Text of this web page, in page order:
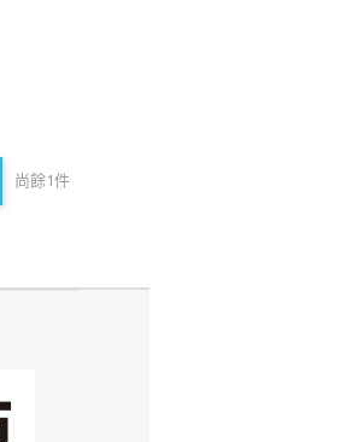
尚餘1件